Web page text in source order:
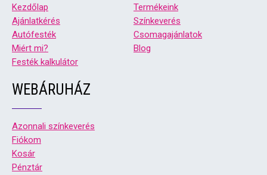
Kezdőlap
Termékeink
Ajánlatkérés
Színkeverés
Autófesték
Csomagajánlatok
Miért mi?
Blog
Festék kalkulátor
WEBÁRUHÁZ
Azonnali színkeverés
Fiókom
Kosár
Pénztár